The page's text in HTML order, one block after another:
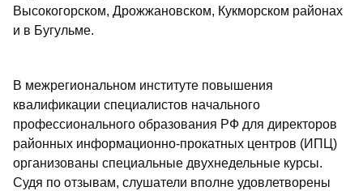
Высокогорском, Дрожжановском, Кукморском районах
и в Бугульме.
В межрегиональном институте повышения
квалификации специалистов начального
профессионального образования РФ для директоров
районных информационно-прокатных центров (ИПЦ)
организованы специальные двухнедельные курсы.
Судя по отзывам, слушатели вполне удовлетворены